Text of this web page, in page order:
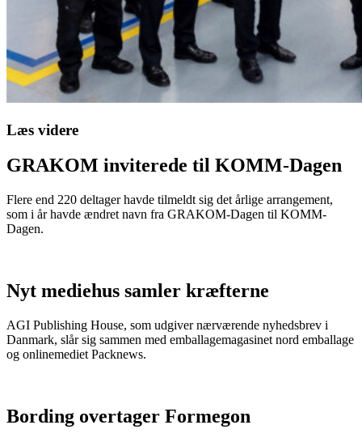
Læs videre
GRAKOM inviterede til KOMM-Dagen
Flere end 220 deltager havde tilmeldt sig det årlige arrangement,
som i år havde ændret navn fra GRAKOM-Dagen til KOMM-
Dagen.
Nyt mediehus samler kræfterne
AGI Publishing House, som udgiver nærværende nyhedsbrev i
Danmark, slår sig sammen med emballagemagasinet nord emballage
og onlinemediet Packnews.
Bording overtager Formegon